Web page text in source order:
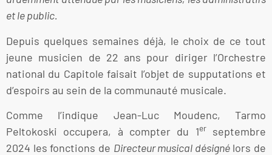
et le public.
Depuis quelques semaines déjà, le choix de ce tout
jeune musicien de 22 ans pour diriger l’Orchestre
national du Capitole faisait l’objet de supputations et
d’espoirs au sein de la communauté musicale.
Comme l’indique Jean-Luc Moudenc, Tarmo
Peltokoski occupera, à compter du 1erseptembre
2024 les fonctions de Directeur musical désignélors de